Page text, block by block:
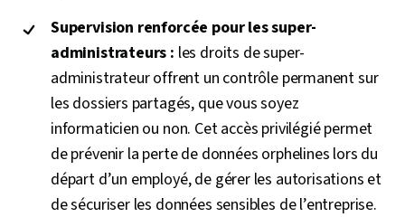
Supervision renforcée pour les super-
administrateurs : les droits de super-
administrateur offrent un contrôle permanent sur
les dossiers partagés, que vous soyez
informaticien ou non. Cet accès privilégié permet
de prévenir la perte de données orphelines lors du
départ d’un employé, de gérer les autorisations et
de sécuriser les données sensibles de l’entreprise.